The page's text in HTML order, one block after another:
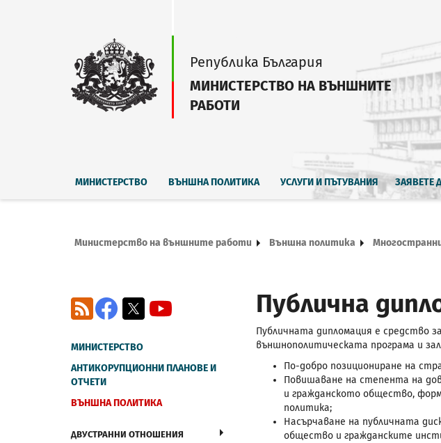
Република България
МИНИСТЕРСТВО НА ВЪНШНИТЕ
РАБОТИ
МИНИСТЕРСТВО ВЪНШНА ПОЛИТИКА УСЛУГИ И ПЪТУВАНИЯ ЗАЯВЕТЕ
Министерство на външните работи Външна политика
Facebook
X
RSS
МИНИСТЕРСТВО
АНТИКОРУПЦИОННИ ПЛАНОВЕ И
ОТЧЕТИ
ВЪНШНА ПОЛИТИКА
ДВУСТРАННИ ОТНОШЕНИЯ
Публична
Публичната дипломация е средство
външнополитическата програма и
По-добро позициониране на
Повишаване на степента на
и гражданското общество,
политика;
Насърчаване на публичната
общество и гражданските